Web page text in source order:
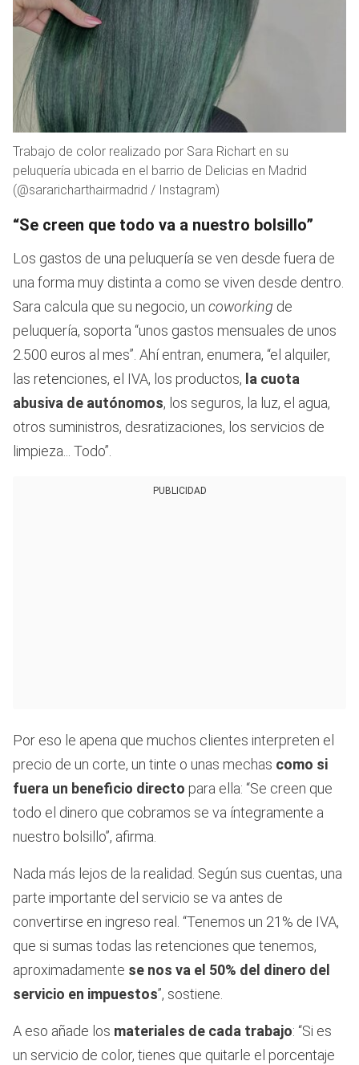
Trabajo de color realizado por Sara Richart en su
peluquería ubicada en el barrio de Delicias en Madrid
(@sararicharthairmadrid / Instagram)
“Se creen que todo va a nuestro bolsillo”
Los gastos de una peluquería se ven desde fuera de
una forma muy distinta a como se viven desde dentro.
Sara calcula que su negocio, un coworking de
peluquería, soporta “unos gastos mensuales de unos
2.500 euros al mes”. Ahí entran, enumera, “el alquiler,
las retenciones, el IVA, los productos, la cuota
abusiva de autónomos, los seguros, la luz, el agua,
otros suministros, desratizaciones, los servicios de
limpieza... Todo”.
PUBLICIDAD
Por eso le apena que muchos clientes interpreten el
precio de un corte, un tinte o unas mechas como si
fuera un beneficio directo para ella: “Se creen que
todo el dinero que cobramos se va íntegramente a
nuestro bolsillo”, afirma.
Nada más lejos de la realidad. Según sus cuentas, una
parte importante del servicio se va antes de
convertirse en ingreso real. “Tenemos un 21% de IVA,
que si sumas todas las retenciones que tenemos,
aproximadamente se nos va el 50% del dinero del
servicio en impuestos”, sostiene.
A eso añade los materiales de cada trabajo: “Si es
un servicio de color, tienes que quitarle el porcentaje